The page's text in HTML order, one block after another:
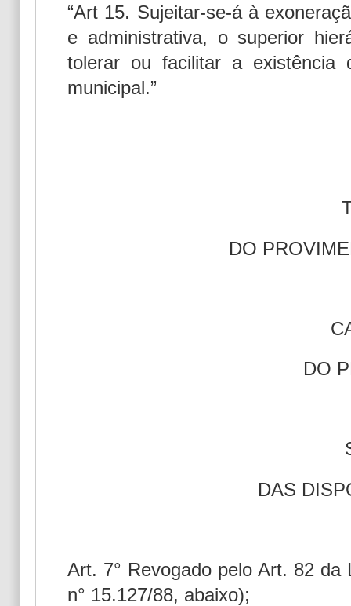
“Art 15. Sujeitar-se-á à
e administrativa, o superior
tolerar ou facilitar a existência
municipal.”
DO
DO
DAS
Art. 7° Revogado pelo Art. 82 da
n° 15.127/88, abaixo);